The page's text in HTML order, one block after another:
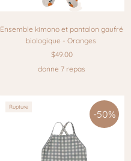
Ensemble kimono et pantalon gaufré
biologique - Oranges
$49.00
donne 7 repas
Rupture
-50%